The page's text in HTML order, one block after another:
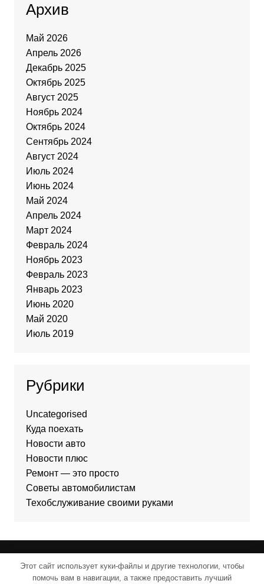
Архив
Май 2026
Апрель 2026
Декабрь 2025
Октябрь 2025
Август 2025
Ноябрь 2024
Октябрь 2024
Сентябрь 2024
Август 2024
Июль 2024
Июнь 2024
Май 2024
Апрель 2024
Март 2024
Февраль 2024
Ноябрь 2023
Февраль 2023
Январь 2023
Июнь 2020
Май 2020
Июль 2019
Рубрики
Uncategorised
Куда поехать
Новости авто
Новости плюс
Ремонт — это просто
Советы автомобилистам
Техобслуживание своими руками
Cream Magazine отThemebeez
Этот сайт использует куки-файлы и другие технологии, чтобы
помочь вам в навигации, а также предоставить лучший